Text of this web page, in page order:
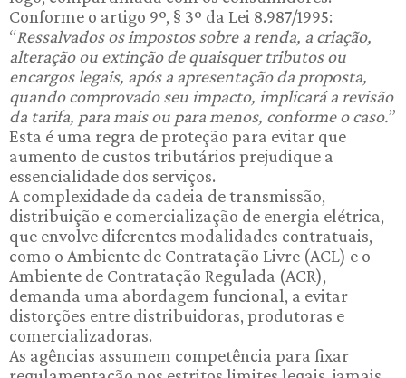
Conforme o artigo 9º, § 3º da Lei 8.987/1995:
“Ressalvados os impostos sobre a renda, a criação,
alteração ou extinção de quaisquer tributos ou
encargos legais, após a apresentação da proposta,
quando comprovado seu impacto, implicará a revisão
da tarifa, para mais ou para menos, conforme o caso.”
Esta é uma regra de proteção para evitar que
aumento de custos tributários prejudique a
essencialidade dos serviços.
A complexidade da cadeia de transmissão,
distribuição e comercialização de energia elétrica,
que envolve diferentes modalidades contratuais,
como o Ambiente de Contratação Livre (ACL) e o
Ambiente de Contratação Regulada (ACR),
demanda uma abordagem funcional, a evitar
distorções entre distribuidoras, produtoras e
comercializadoras.
As agências assumem competência para fixar